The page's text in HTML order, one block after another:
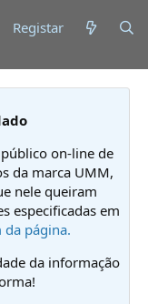
Registar
on-line de
da marca UMM,
nele queiram
especificadas em
da página.
da informação